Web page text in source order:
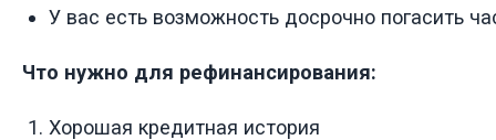
У вас есть возможность досрочно погасить
Что нужно для рефинансирования:
Хорошая кредитная история